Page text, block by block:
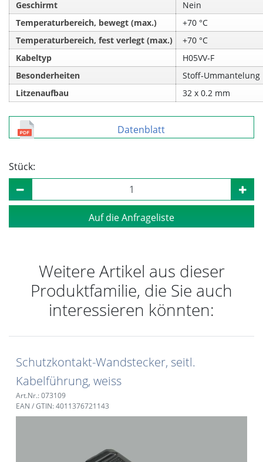
Geschirmt
Nein
Temperaturbereich, bewegt (max.)
+70 °C
Temperaturbereich, fest verlegt (max.)
+70 °C
Kabeltyp
H05VV‑F
Besonderheiten
Stoff‑Ummantelung
Litzenaufbau
32 x 0.2 mm
Datenblatt
Stück:
Auf die Anfrageliste
Weitere Artikel aus dieser
Produktfamilie, die Sie auch
interessieren könnten:
Schutzkontakt-Wandstecker, seitl.
Kabelführung, weiss
Art.Nr.: 073109
EAN / GTIN: 4011376721143